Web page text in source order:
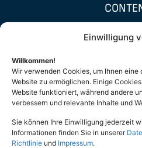
Einwilligung
Willkommen!
Wir verwenden Cookies, um Ihnen
Website zu ermöglichen. Einige
Website funktioniert, während andere
verbessern und relevante Inhalte und
Sie können Ihre Einwilligung jederzeit
Informationen finden Sie in unserer
Richtlinie und Impressum.
Datenschutz (Privacy Policy)
Eutopia – Verein der Hellenen und